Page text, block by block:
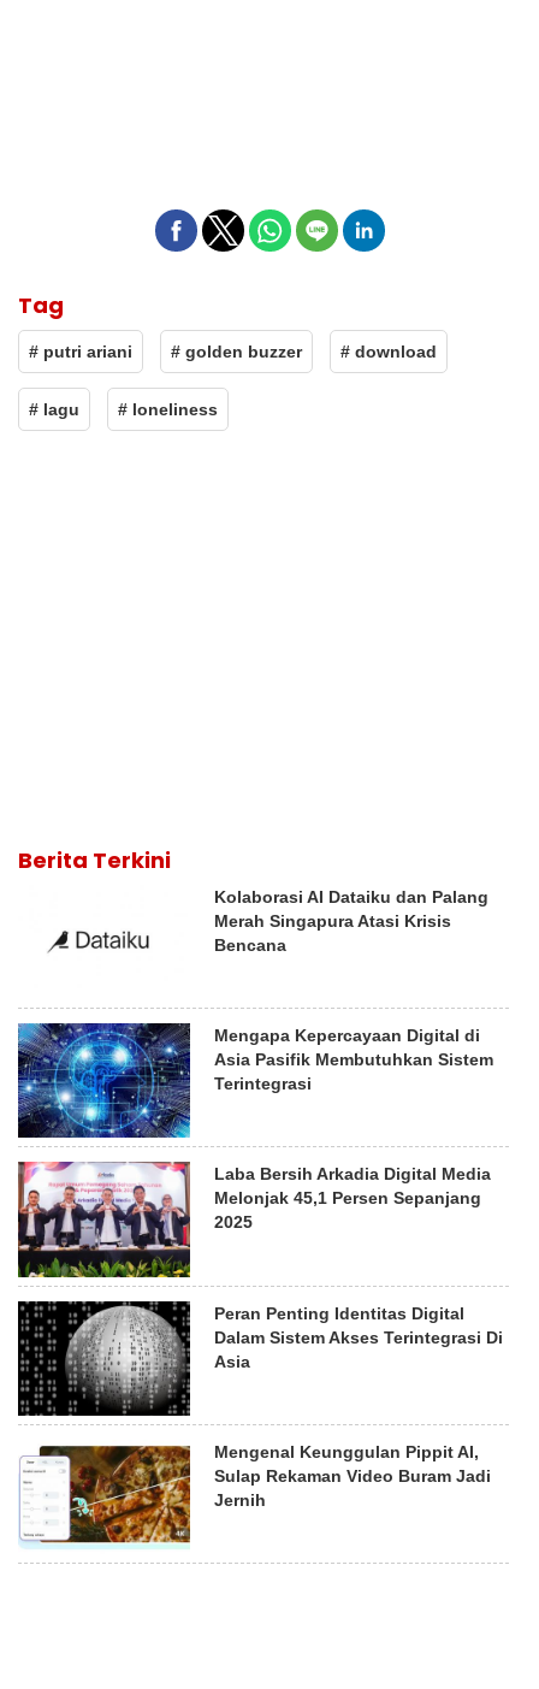
Tag
# putri ariani # golden buzzer # download
# lagu # loneliness
Berita Terkini
Kolaborasi AI Dataiku dan Palang
Merah Singapura Atasi Krisis
Bencana
Mengapa Kepercayaan Digital di
Asia Pasifik Membutuhkan Sistem
Terintegrasi
Laba Bersih Arkadia Digital Media
Melonjak 45,1 Persen Sepanjang
2025
Peran Penting Identitas Digital
Dalam Sistem Akses Terintegrasi Di
Asia
Mengenal Keunggulan Pippit AI,
Sulap Rekaman Video Buram Jadi
Jernih